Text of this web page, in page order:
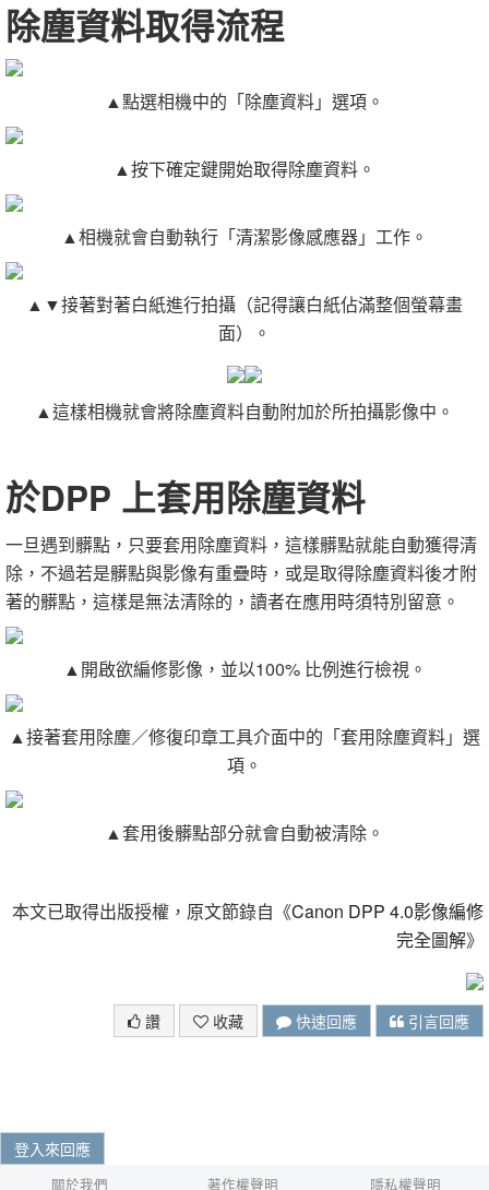
除塵資料取得流程
▲點選相機中的「除塵資料」選項。
▲按下確定鍵開始取得除塵資料。
▲相機就會自動執行「清潔影像感應器」工作。
▲▼接著對著白紙進行拍攝（記得讓白紙佔滿整個螢幕畫
面）。
▲這樣相機就會將除塵資料自動附加於所拍攝影像中。
於DPP 上套用除塵資料
一旦遇到髒點，只要套用除塵資料，這樣髒點就能自動獲得清
除，不過若是髒點與影像有重疊時，或是取得除塵資料後才附
著的髒點，這樣是無法清除的，讀者在應用時須特別留意。
▲開啟欲編修影像，並以100% 比例進行檢視。
▲接著套用除塵／修復印章工具介面中的「套用除塵資料」選
項。
▲套用後髒點部分就會自動被清除。
本文已取得出版授權，原文節錄自《Canon DPP 4.0影像編修
完全圖解》
讚 收藏 快速回應 引言回應
登入來回應
關於我們 著作權聲明 隱私權聲明